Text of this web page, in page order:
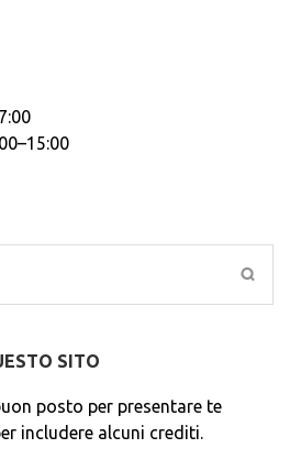
SITO
posto per presentare te
includere alcuni crediti.